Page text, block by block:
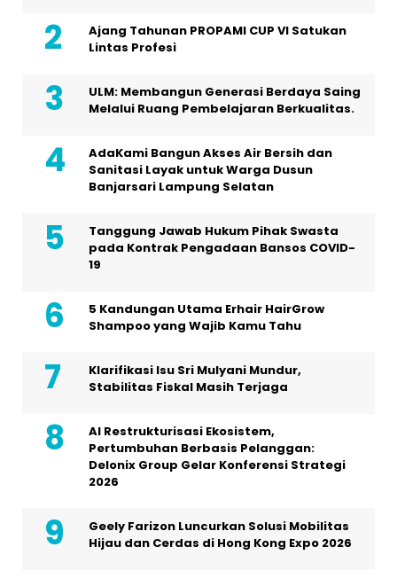
Ajang Tahunan PROPAMI CUP VI Satukan
Lintas Profesi
ULM: Membangun Generasi Berdaya Saing
Melalui Ruang Pembelajaran Berkualitas.
AdaKami Bangun Akses Air Bersih dan
Sanitasi Layak untuk Warga Dusun
Banjarsari Lampung Selatan
Tanggung Jawab Hukum Pihak Swasta
pada Kontrak Pengadaan Bansos COVID-
19
5 Kandungan Utama Erhair HairGrow
Shampoo yang Wajib Kamu Tahu
Klarifikasi Isu Sri Mulyani Mundur,
Stabilitas Fiskal Masih Terjaga
AI Restrukturisasi Ekosistem,
Pertumbuhan Berbasis Pelanggan:
Delonix Group Gelar Konferensi Strategi
2026
Geely Farizon Luncurkan Solusi Mobilitas
Hijau dan Cerdas di Hong Kong Expo 2026